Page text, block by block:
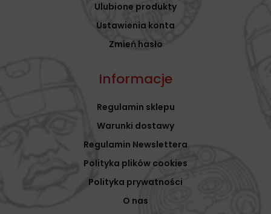
Ulubione produkty
Ustawienia konta
Zmień hasło
Informacje
Regulamin sklepu
Warunki dostawy
Regulamin Newslettera
Polityka plików cookies
Polityka prywatności
O nas